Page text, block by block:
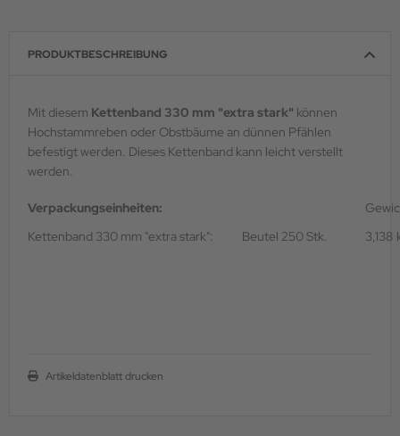
PRODUKTBESCHREIBUNG
Mit diesem Kettenband 330 mm "extra stark" können
Hochstammreben oder Obstbäume an dünnen Pfählen
befestigt werden. Dieses Kettenband kann leicht verstellt
werden.
Verpackungseinheiten:
Kettenband 330 mm "extra stark":
Beutel 250 Stk. 3,138
Artikeldatenblatt drucken